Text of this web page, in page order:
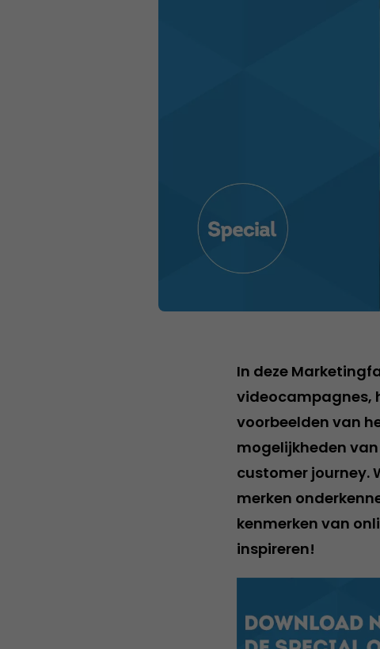
In deze
videocampagnes,
voorbeelden van
mogelijkheden
customer journey.
merken
kenmerken van
inspireren!